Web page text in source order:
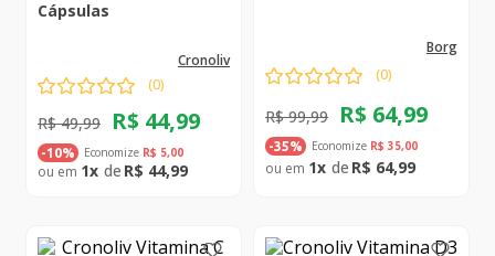
Cápsulas
cronoliv
(0)
R$ 49,99 R$ 44,99
-10% Economize R$ 5,00
1 R$ 44,99
borg
(0)
R$ 99,99 R$ 64,99
-35% Economize R$ 35,00
1 R$ 64,99